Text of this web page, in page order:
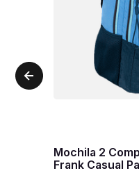
Mochila 2
Frank Casual